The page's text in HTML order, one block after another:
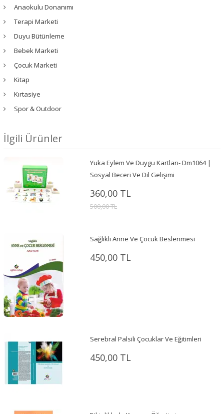
Anaokulu Donanımı
Terapi Marketi
Duyu Bütünleme
Bebek Marketi
Çocuk Marketi
Kitap
Kırtasiye
Spor & Outdoor
İlgili Ürünler
Yuka Eylem Ve Duygu Kartları- Dm1064 |
Sosyal Beceri Ve Dil Gelişimi
360,00 TL
500,00 TL
Sağlıklı Anne Ve Çocuk Beslenmesi
450,00 TL
Serebral Palsili Çocuklar Ve Eğitimleri
450,00 TL